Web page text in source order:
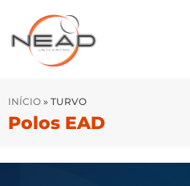
INÍCIO » TURVO
Polos EAD